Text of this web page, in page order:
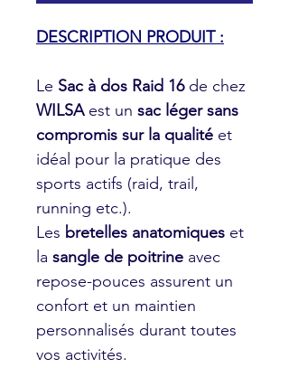
DESCRIPTION PRODUIT :
Le Sac à dos Raid 16 de chez
WILSAest un sac léger sans
compromis sur la qualité et
idéal pour la pratique des
sports actifs (raid, trail,
running etc.).
Les bretelles anatomiques et
la sangle de poitrine avec
repose-pouces assurent un
confort et un maintien
personnalisés durant toutes
vos activités.